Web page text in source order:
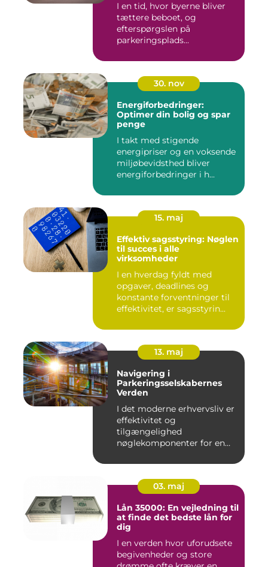
I en tid, hvor byerne bliver
tættere beboet, og
efterspørgslen på
parkeringsplads...
30. nov
Energiforbedringer:
Optimer din bolig og spar
penge
I takt med stigende
energipriser og en voksende
miljøbevidsthed bliver
energiforbedringer i h...
15. maj
Effektiv sagsstyring: Nøglen
til succes i alle
virksomheder
I en hverdag fyldt med
opgaver, deadlines og
konstante forventninger til
effektivitet, er sagsstyrin...
13. maj
Navigering i
Parkeringsselskabernes
Verden
I det moderne erhvervsliv er
effektivitet og
tilgængelighed
nøglekomponenter for en
03. maj
Lån 35000: En vejledning til
at finde det bedste lån for
dig
I en verden hvor uforudsete
begivenheder og store